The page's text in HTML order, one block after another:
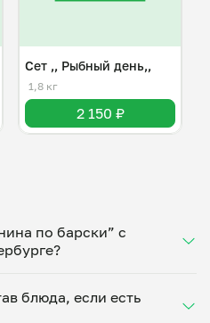
Сет ,, Рыбный день,,
1,8 кг
2 150 ₽
по барски” с
и получите свежее
порции прямо с плиты.
блюда, если есть